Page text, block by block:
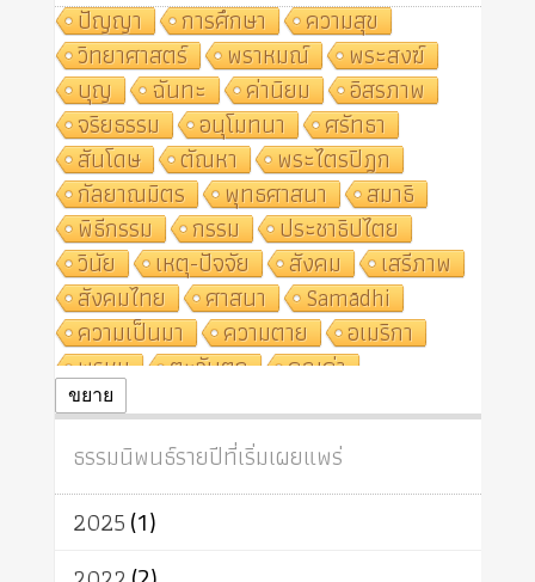
ปัญญา
การศึกษา
ความสุข
วิทยาศาสตร์
พราหมณ์
พระสงฆ์
บุญ
ฉันทะ ค่านิยม
อิสรภาพ
จริยธรรม
อนุโมทนา
ศรัทธา
สันโดษ
ตัณหา
พระไตรปิฎก
กัลยาณมิตร
พุทธศาสนา
สมาธิ
พิธีกรรม
กรรม
ประชาธิปไตย
วินัย
เหตุ-ปัจจัย สังคม
เสรีภาพ
สังคมไทย
ศาสนา
Samādhi
ความเป็นมา
ความตาย
อเมริกา
พรหม
ตะวันตก
คุณค่า
ปฏิจจสมุปบาท
ศาสนาประจำชาติ
อินเดีย
ผู้บริโภค
ธรรมาธิปไตย
จักร
การแยกรัฐกับศาสนา
ธรรมชาติ
เทคโนโลยี
ขยาย
ธรรมนิพนธ์รายปีที่เริ่มเผยแพร่
2025(1)